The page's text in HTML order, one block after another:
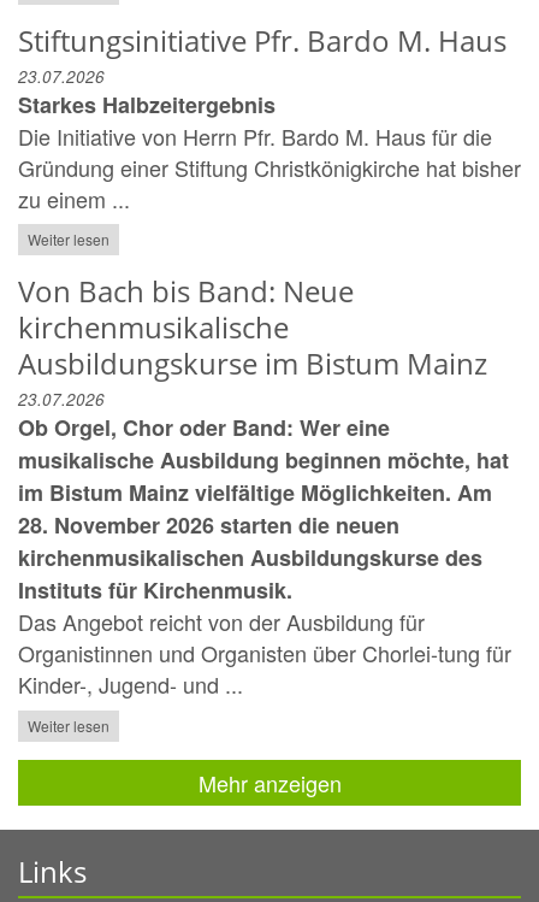
Stiftungsinitiative Pfr. Bardo M. Haus
23.07.2026
Starkes Halbzeitergebnis
Die Initiative von Herrn Pfr. Bardo M. Haus für die
Gründung einer Stiftung Christkönigkirche hat bisher
zu einem ...
Weiter lesen
Von Bach bis Band: Neue
kirchenmusikalische
Ausbildungskurse im Bistum Mainz
23.07.2026
Ob Orgel, Chor oder Band: Wer eine
musikalische Ausbildung beginnen möchte, hat
im Bistum Mainz vielfältige Möglichkeiten. Am
28. November 2026 starten die neuen
kirchenmusikalischen Ausbildungskurse des
Instituts für Kirchenmusik.
Das Angebot reicht von der Ausbildung für
Organistinnen und Organisten über Chorlei-tung für
Kinder-, Jugend- und ...
Weiter lesen
Mehr anzeigen
Links